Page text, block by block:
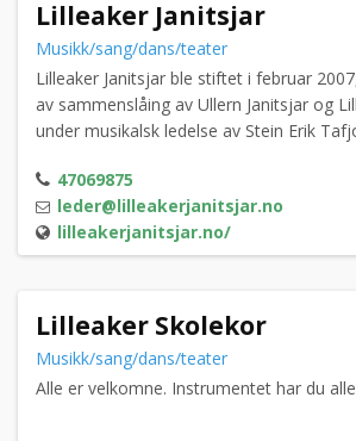
Lilleaker Janitsjar
Musikk/sang/dans/teater
Lilleaker Janitsjar ble stiftet i februar
av sammenslåing av Ullern Janitsjar og
under musikalsk ledelse av Stein Erik
47069875
leder@lilleakerjanitsjar.no
lilleakerjanitsjar.no/
Lilleaker Skolekor
Musikk/sang/dans/teater
Alle er velkomne. Instrumentet har du